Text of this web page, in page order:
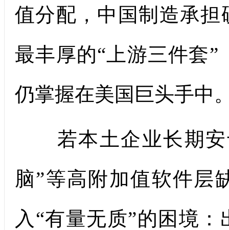
值分配，中国制造承
最丰厚的“上游三件套
仍掌握在美国巨头手中
若本土企业长期安
脑”等高附加值软件层
入“有量无质”的困境